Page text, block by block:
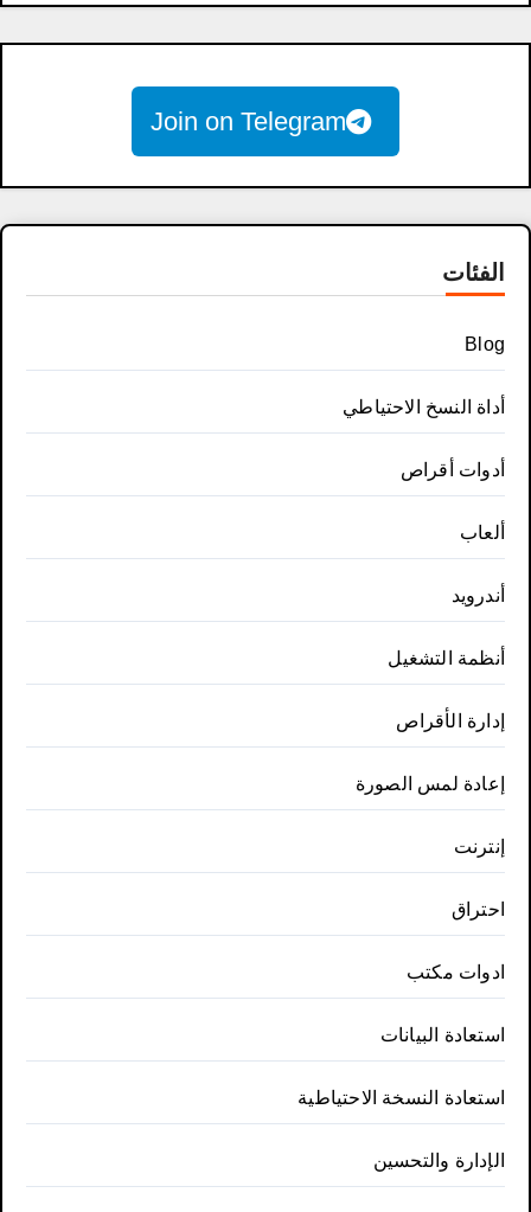
Join on Telegram
الفئات
Blog
أداة النسخ الاحتياطي
أدوات أقراص
ألعاب
أندرويد
أنظمة التشغيل
إدارة الأقراص
إعادة لمس الصورة
إنترنت
احتراق
ادوات مكتب
استعادة البيانات
استعادة النسخة الاحتياطية
الإدارة والتحسين